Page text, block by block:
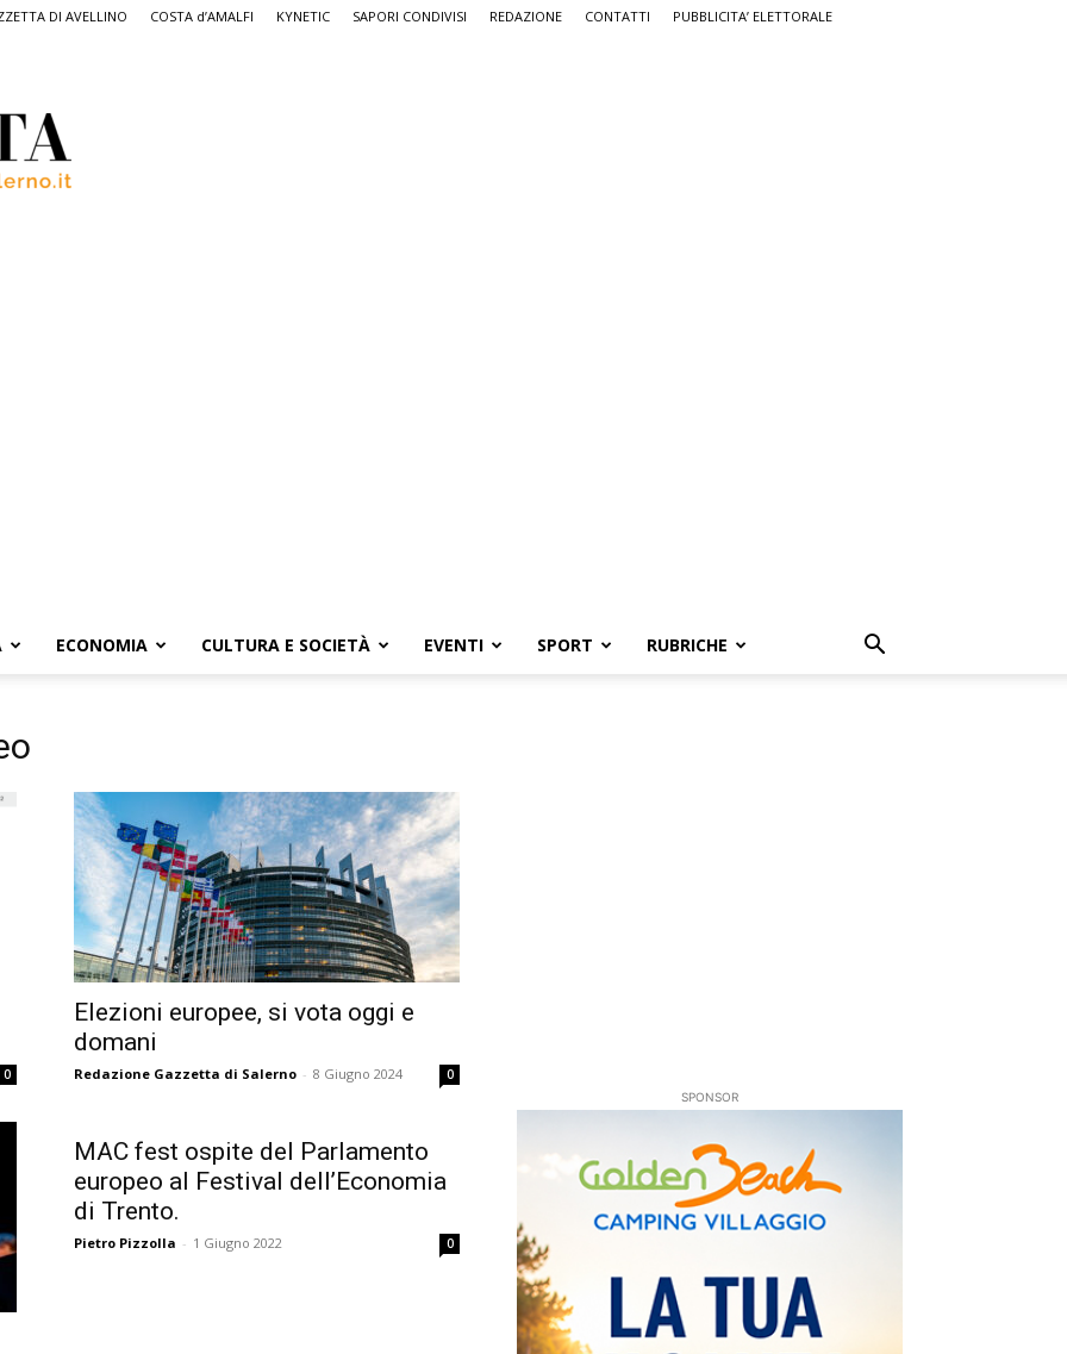
DI AVELLINO COSTA d’AMALFI KYNETIC SAPORI CONDIVISI REDAZIONE CONTATTI PUBBLICITA’ ELETTORALE
ECONOMIA CULTURA E SOCIETÀ EVENTI SPORT RUBRICHE
0
Elezioni europee, si vota oggi e
domani
Redazione Gazzetta di Salerno - 8 Giugno 2024 0
MAC fest ospite del Parlamento
europeo al Festival dell’Economia
di Trento.
Pietro Pizzolla - 1 Giugno 2022 0
SPONSOR